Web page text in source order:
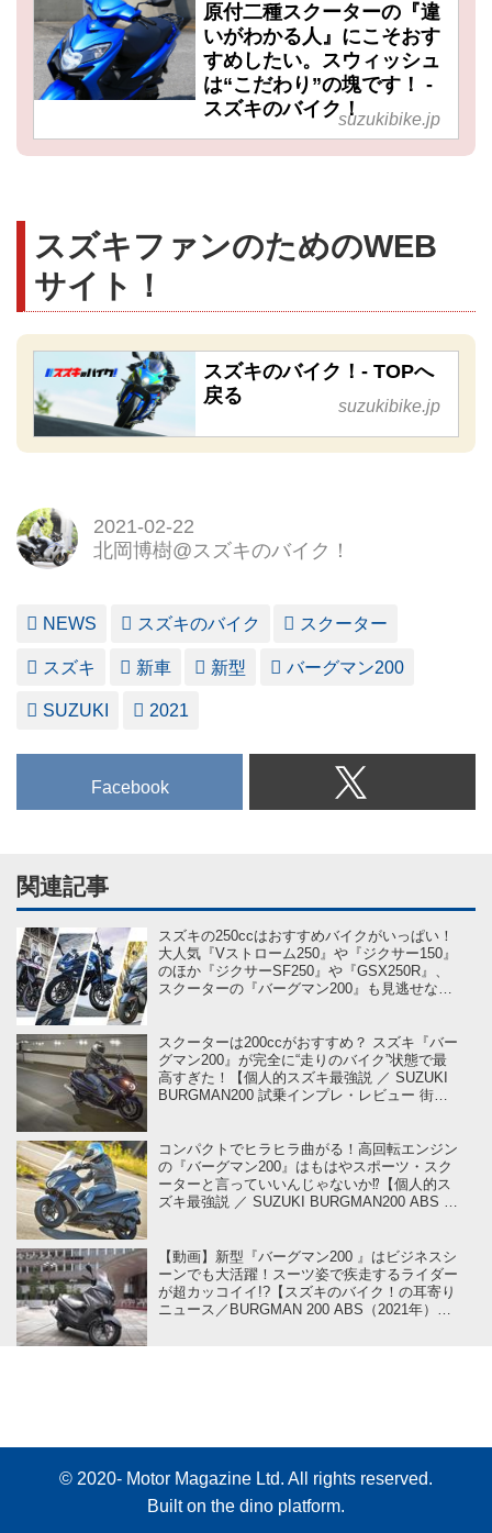
原付二種スクーターの『違
いがわかる人』にこそおす
すめしたい。スウィッシュ
は“こだわり”の塊です！ -
スズキのバイク！suzukibike.jp
スズキファンのためのWEB
サイト！
スズキのバイク！- TOPへ
戻る
suzukibike.jp
2021-02-22
北岡博樹@スズキのバイク！
NEWS スズキのバイク スクーター
スズキ 新車 新型 バーグマン200
SUZUKI 2021
Facebook
関連記事
スズキの250ccはおすすめバイクがいっぱい！
大人気『Vストローム250』や『ジクサー150』
のほか『ジクサーSF250』や『GSX250R』、
スクーターの『バーグマン200』も見逃せな
スクーターは200ccがおすすめ？ スズキ『バー
グマン200』が完全に“走りのバイク”状態で最
高すぎた！【個人的スズキ最強説 ／ SUZUKI
BURGMAN200 試乗インプレ・レビュー 街乗
コンパクトでヒラヒラ曲がる！高回転エンジン
の『バーグマン200』はもはやスポーツ・スク
ーターと言っていいんじゃないか⁉︎【個人的ス
ズキ最強説 ／ SUZUKI BURGMAN200 ABS レ
【動画】新型『バーグマン200 』はビジネスシ
ーンでも大活躍！スーツ姿で疾走するライダー
が超カッコイイ!?【スズキのバイク！の耳寄り
ニュース／BURGMAN 200 ABS（2021年）
© 2020- Motor Magazine Ltd. All rights reserved.
Built on the dino platform.